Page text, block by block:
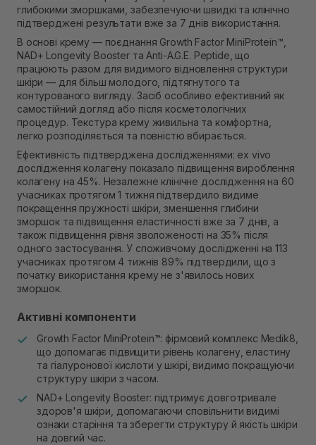
глибокими зморшками, забезпечуючи швидкі та клінічно
підтверджені результати вже за 7 днів використання.
В основі крему — поєднання Growth Factor MiniProtein™,
NAD+ Longevity Booster та Anti-A.G.E. Peptide, що
працюють разом для видимого відновлення структури
шкіри — для більш молодого, підтягнутого та
контурованого вигляду. Засіб особливо ефективний як
самостійний догляд або після косметологічних
процедур. Текстура крему живильна та комфортна,
легко розподіляється та повністю вбирається.
Ефективність підтверджена дослідженнями: ex vivo
дослідження колагену показало підвищення вироблення
колагену на 45%. Незалежне клінічне дослідження на 60
учасниках протягом 1 тижня підтвердило видиме
покращення пружності шкіри, зменшення глибини
зморшок та підвищення еластичності вже за 7 днів, а
також підвищення рівня зволоженості на 35% після
одного застосування. У споживчому дослідженні на 113
учасниках протягом 4 тижнів 89% підтвердили, що з
початку використання крему не з'явилось нових
зморшок.
Активні компоненти
Growth Factor MiniProtein™: фірмовий комплекс Medik8,
що допомагає підвищити рівень колагену, еластину
та гіалуронової кислоти у шкірі, видимо покращуючи
структуру шкіри з часом.
NAD+ Longevity Booster: підтримує довготривале
здоров'я шкіри, допомагаючи сповільнити видимі
ознаки старіння та зберегти структуру й якість шкіри
на довгий час.